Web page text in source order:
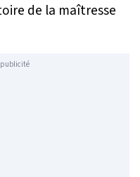
de la maîtresse
publicité